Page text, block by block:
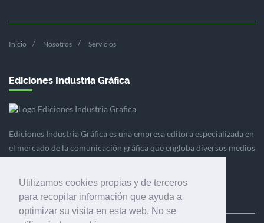
Utilizamos cookies propias y de terceros
para recopilar información que ayuda a
optimizar su visita en esta web. No se
Inicio Nosotros Servicios
Ediciones Industria Gráfica
Ediciones Industria Gráfica es una empresa editora especializada en
el mercado de la comunicación gráfica que engloba diversos medios